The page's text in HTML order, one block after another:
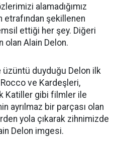
alamadığımız
etrafından şekillenen
ettiği her şey. Diğeri
olan Alain Delon.
üzüntü duyduğu Delon ilk
Rocco ve Kardeşleri,
Katiller gibi filmler ile
ayrılmaz bir parçası olan
yola çıkarak zihnimizde
Delon imgesi.